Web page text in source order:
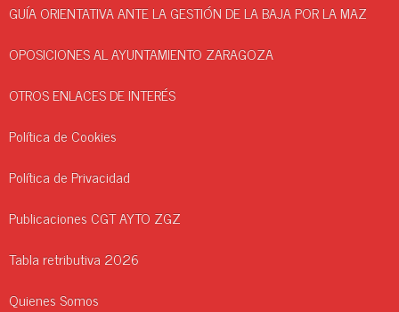
GUÍA ORIENTATIVA ANTE LA GESTIÓN DE LA BAJA POR LA MAZ
OPOSICIONES AL AYUNTAMIENTO ZARAGOZA
OTROS ENLACES DE INTERÉS
Política de Cookies
Política de Privacidad
Publicaciones CGT AYTO ZGZ
Tabla retributiva 2026
Quienes Somos